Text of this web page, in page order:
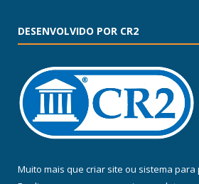
DESENVOLVIDO POR CR2
Muito mais que criar site ou sistema